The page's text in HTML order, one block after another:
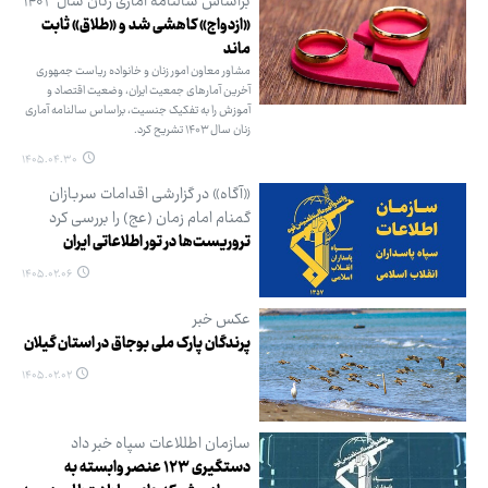
«ازدواج» کاهشی شد و «طلاق» ثابت
ماند
مشاور معاون امور زنان و خانواده ریاست جمهوری
آخرین آمارهای جمعیت ایران، وضعیت اقتصاد و
آموزش را به تفکیک جنسیت، براساس سالنامه آماری
زنان سال ۱۴۰۳ تشریح کرد.
۱۴۰۵.۰۴.۳۰
«آگاه» در گزارشی اقدامات سربازان
گمنام امام زمان (عج) را بررسی کرد
تروریست‌ها در تور اطلاعاتی ایران
۱۴۰۵.۰۲.۰۶
عکس خبر
پرندگان پارک ملی بوجاق در استان گیلان
۱۴۰۵.۰۲.۰۲
سازمان اطللاعات سپاه خبر داد
دستگیری ۱۲۳ عنصر وابسته به